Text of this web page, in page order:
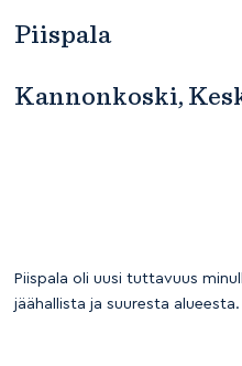
Piispala
Kannonkoski,
Piispala oli uusi tuttavuus
jäähallista ja suuresta alueesta.